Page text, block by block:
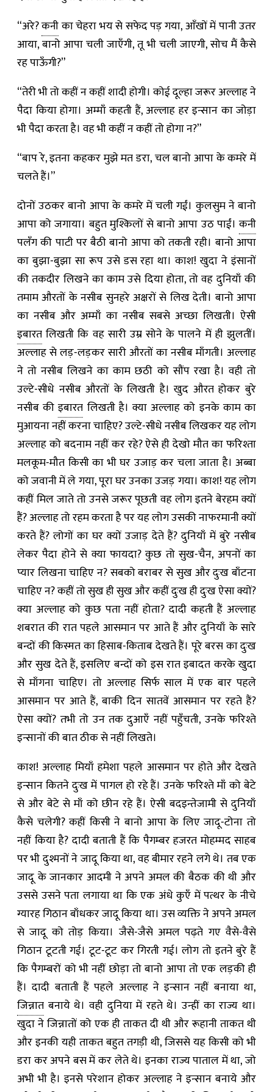
“अरे?कनीका चेहरा भय से सफेद पड़ गया, आँखों में पानी उतर
आया, बानो आपा चली जाएँगी, तू भी चली जाएगी, सोच मैं कैसे
रह पाऊँगी?”
“तेरी भी तो कहीं न कहीं शादी होगी। कोई दूल्हा जरूर अल्लाह ने
पैदा किया होगा। अम्माँ कहती हैं, अल्लाह हर इन्सान का जोड़ा
भी पैदा करता है। वह भी कहीं न कहीं तो होगा न?”
“बाप रे, इतना कहकर मुझे मत डरा, चल बानो आपा के कमरे में
चलते हैं।”
दोनों उठकर बानो आपा के कमरे में चली गईं। कुलसुम ने बानो
आपा को जगाया। बहुत मुश्किलों से बानो आपा उठ पाईं। कनी
पलँग की पाटी पर बैठी बानो आपा को तकती रही। बानो आपा
का बुझा-बुझा सा रूप उसे डस रहा था। काश! खुदा ने इंसानों
की तकदीर लिखने का काम उसे दिया होता, तो वह दुनियाँ की
तमाम औरतों के नसीब सुनहरे अक्षरों से लिख देती। बानो आपा
का नसीब और अम्माँ का नसीब सबसे अच्छा लिखती। ऐसी
इबारत लिखती कि वह सारी उम्र सोने के पालने में ही झुलतीं।
अल्लाह से लड़-लड़कर सारी औरतों का नसीब माँगती। अल्लाह
ने तो नसीब लिखने का काम छठी को सौंप रखा है। वही तो
उल्टे-सीधे नसीब औरतों के लिखती है। खुद औरत होकर बुरे
नसीब कीइबारत लिखती है। क्या अल्लाह को इनके काम का
मुआयना नहीं करना चाहिए? उल्टे-सीधे नसीब लिखकर यह लोग
अल्लाह को बदनाम नहीं कर रहे? ऐसे ही देखो मौत का फरिश्ता
मलकूम-मौत किसी का भी घर उजाड़ कर चला जाता है। अब्बा
को जवानी में ले गया, पूरा घर उनका उजड़ गया। काश! यह लोग
कहीं मिल जाते तो उनसे जरूर पूछती वह लोग इतने बेरहम क्यों
हैं? अल्लाह तो रहम करता है पर यह लोग उसकी नाफरमानी क्यों
करते हैं? लोगों का घर क्यों उजाड़ देते हैं? दुनियाँ में बुरे नसीब
लेकर पैदा होने से क्या फायदा? कुछ तो सुख-चैन, अपनों का
प्यार लिखना चाहिए न? सबको बराबर से सुख और दुःख बाँटना
चाहिए न? कहीं तो सुख ही सुख और कहीं दुःख ही दुःख ऐसा क्यों?
क्या अल्लाह को कुछ पता नहीं होता? दादी कहती हैं अल्लाह
शबरात की रात पहले आसमान पर आते हैं और दुनियाँ के सारे
बन्दों की किस्मत का हिसाब-किताब देखते हैं। पूरे बरस का दुःख
और सुख देते हैं, इसलिए बन्दों को इस रात इबादत करके खुदा
से माँगना चाहिए। तो अल्लाह सिर्फ साल में एक बार पहले
आसमान पर आते हैं, बाकी दिन सातवें आसमान पर रहते हैं?
ऐसा क्यों? तभी तो उन तक दुआएँ नहीं पहुँचती, उनके फरिश्ते
इन्सानों की बात ठीक से नहीं लिखते।
काश! अल्लाह मियाँ हमेशा पहले आसमान पर होते और देखते
इन्सान कितने दुःख में पागल हो रहे हैं। उनके फरिश्ते माँ को बेटे
से और बेटे से माँ को छीन रहे हैं। ऐसी बदइन्तेजामी से दुनियाँ
कैसे चलेगी? कहीं किसी ने बानो आपा के लिए जादू-टोना तो
नहीं किया है? दादी बताती हैं कि पैगम्बर हजरत मोहम्मद साहब
पर भी दुश्मनों ने जादू किया था, वह बीमार रहने लगे थे। तब एक
जादू के जानकार आदमी ने अपने अमल की बैठक की थी और
उससे उसने पता लगाया था कि एक अंधे कुएँ में पत्थर के नीचे
ग्यारह गिठान बाँधकर जादू किया था। उस व्यक्ति ने अपने अमल
से जादू को तोड़ किया। जैसे-जैसे अमल पढ़ते गए वैसे-वैसे
गिठान टूटती गई। टूट-टूट कर गिरती गई। लोग तो इतने बुरे हैं
कि पैगम्बरों को भी नहीं छोड़ा तो बानो आपा तो एक लड़की ही
हैं। दादी बताती हैं पहले अल्लाह ने इन्सान नहीं बनाया था,
जिन्नात बनाये थे। वही दुनिया में रहते थे। उन्हीं का राज्य था।
खुदा ने जिन्नातों को एक ही ताकत दी थी और रूहानी ताकत थी
और इनकी यही ताकत बहुत तगड़ी थी, जिससे यह किसी को भी
डरा कर अपने बस में कर लेते थे। इनका राज्य पाताल में था, जो
अभी भी है। इनसे परेशान होकर अल्लाह ने इन्सान बनाये और